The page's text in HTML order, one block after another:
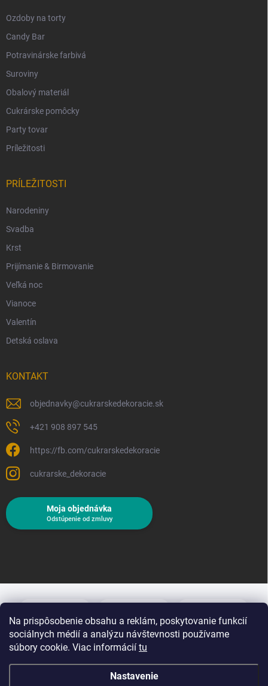
Na prispôsobenie obsahu a reklám, poskytovanie funkcií
sociálnych médií a analýzu návštevnosti používame
súbory cookie. Viac informácií tu
Nastavenie
Ozdoby na torty
Candy Bar
Potravinárske farbivá
Suroviny
Obalový materiál
Cukrárske pomôcky
Party tovar
Príležitosti
PRÍLEŽITOSTI
Narodeniny
Svadba
Krst
Prijímanie & Birmovanie
Veľká noc
Vianoce
Valentín
Detská oslava
KONTAKT
objednavky@cukrarskedekoracie.sk
+421 908 897 545
https://fb.com/cukrarskedekoracie
cukrarske_dekoracie
Moja objednávka
Odstúpenie od zmluvy